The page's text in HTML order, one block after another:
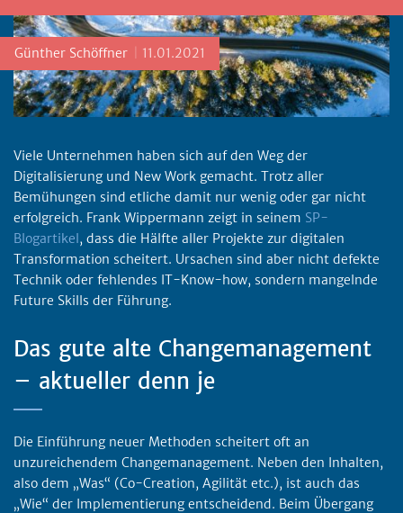
Posted by
Günther Schöffner 11.01.2021
Viele Unternehmen haben sich auf den Weg der
Digitalisierung und New Work gemacht. Trotz aller
Bemühungen sind etliche damit nur wenig oder gar nicht
erfolgreich. Frank Wippermann zeigt in seinem SP-
Blogartikel, dass die Hälfte aller Projekte zur digitalen
Transformation scheitert. Ursachen sind aber nicht defekte
Technik oder fehlendes IT-Know-how, sondern mangelnde
Future Skills der Führung.
Das gute alte Changemanagement
– aktueller denn je
Die Einführung neuer Methoden scheitert oft an
unzureichendem Changemanagement. Neben den Inhalten,
also dem „Was“ (Co-Creation, Agilität etc.), ist auch das
„Wie“ der Implementierung entscheidend. Beim Übergang